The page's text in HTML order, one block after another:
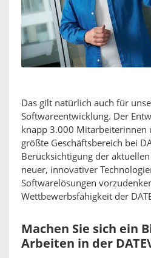
Das gilt natürlich auch für
Softwareentwicklung. Der
knapp 3.000
größte Geschäftsbereich bei
Berücksichtigung der
neuer, innovativer
Softwarelösungen
Wettbewerbsfähigkeit der
Machen Sie sich ein
Arbeiten in der